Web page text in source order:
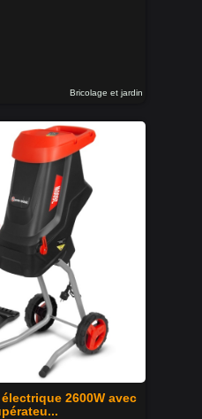
Bricolage et jardin
2600W avec